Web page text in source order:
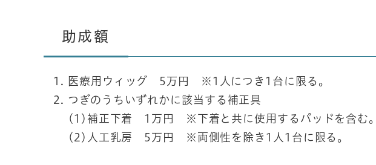
助成額
医療用ウィッグ 5万円 ※1人につき1台に限る。
つぎのうちいずれかに該当する補正具
(1)補正下着 1万円 ※下着と共に使用するパッドを含む。
(2)人工乳房 5万円 ※両側性を除き1人1台に限る。